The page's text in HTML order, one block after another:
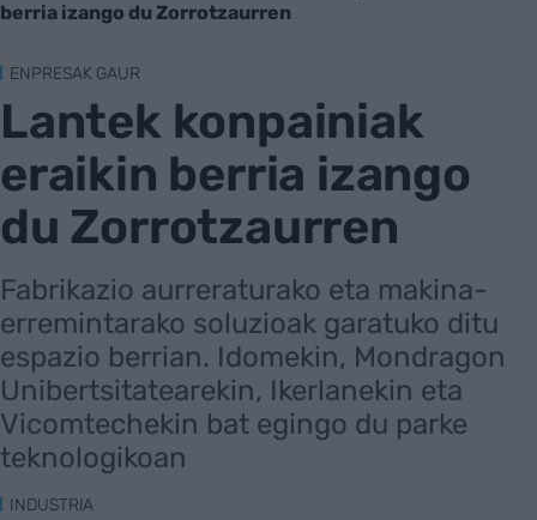
berria izango du Zorrotzaurren
ENPRESAK GAUR
Lantek konpainiak
eraikin berria izango
du Zorrotzaurren
Fabrikazio aurreraturako eta makina-
erremintarako soluzioak garatuko ditu
espazio berrian. Idomekin, Mondragon
Unibertsitatearekin, Ikerlanekin eta
Vicomtechekin bat egingo du parke
teknologikoan
INDUSTRIA